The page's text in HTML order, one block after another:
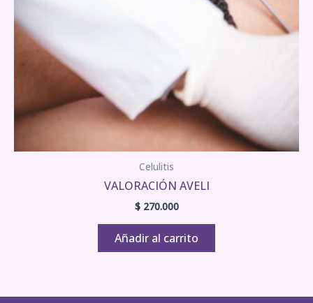
Celulitis
VALORACIÓN AVELI
$270.000
Añadir al carrito